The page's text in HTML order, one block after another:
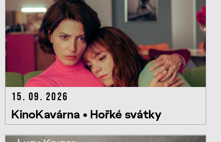
15. 09. 2026
KinoKavárna • Hořké svátky